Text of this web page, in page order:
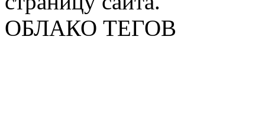
ОБЛАКО ТЕГОВ